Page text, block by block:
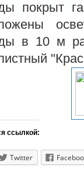
покрыт
в 10 м
ссылкой:
Twitter